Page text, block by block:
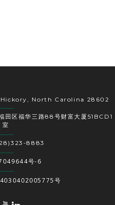
North Carolina 28602
田区福华三路88号财富大厦51BCD1
室
8883
号-6
号